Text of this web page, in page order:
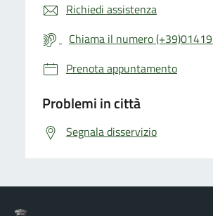
Richiedi assistenza
Chiama il numero
Prenota appuntamento
Problemi in città
Segnala disservizio